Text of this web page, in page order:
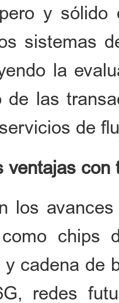
y
sistemas
la
de las
de
ventajas con
los
chips
cadena de
redes